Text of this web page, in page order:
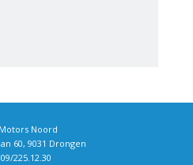
Noord
60, 9031 Drongen
225.12.30